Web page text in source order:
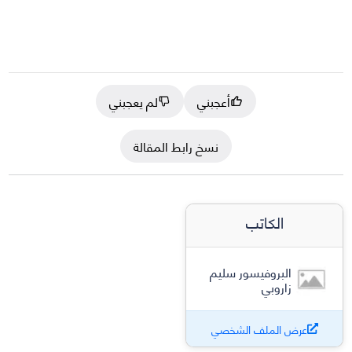
أعجبني
لم يعجبني
نسخ رابط المقالة
الكاتب
البروفيسور سليم
زاروبي
عرض الملف الشخصي